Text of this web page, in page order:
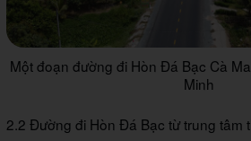
Một đoạn đường đi Hòn Đá Bạc Cà
Minh
2.2 Đường đi Hòn Đá Bạc từ trung tâm